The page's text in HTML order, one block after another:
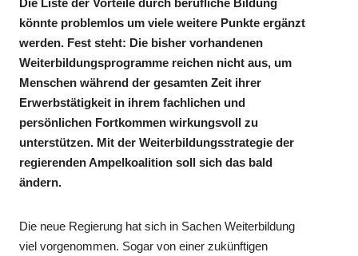
Die Liste der Vorteile durch berufliche Bildung
könnte problemlos um viele weitere Punkte ergänzt
werden. Fest steht: Die bisher vorhandenen
Weiterbildungsprogramme reichen nicht aus, um
Menschen während der gesamten Zeit ihrer
Erwerbstätigkeit in ihrem fachlichen und
persönlichen Fortkommen wirkungsvoll zu
unterstützen. Mit der Weiterbildungsstrategie der
regierenden Ampelkoalition soll sich das bald
ändern.
Die neue Regierung hat sich in Sachen Weiterbildung
viel vorgenommen. Sogar von einer zukünftigen